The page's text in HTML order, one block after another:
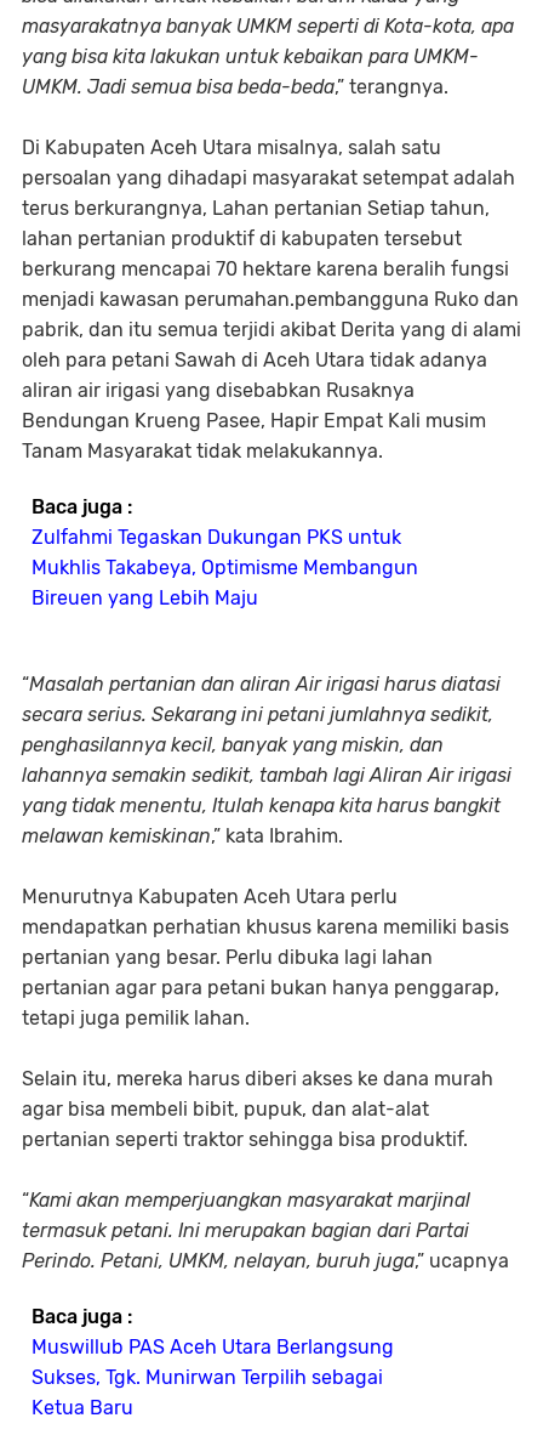
masyarakatnya banyak UMKM seperti di Kota-kota, apa
yang bisa kita lakukan untuk kebaikan para UMKM-
UMKM. Jadi semua bisa beda-beda,” terangnya.
Di Kabupaten Aceh Utara misalnya, salah satu
persoalan yang dihadapi masyarakat setempat adalah
terus berkurangnya, Lahan pertanian Setiap tahun,
lahan pertanian produktif di kabupaten tersebut
berkurang mencapai 70 hektare karena beralih fungsi
menjadi kawasan perumahan.pembangguna Ruko dan
pabrik, dan itu semua terjidi akibat Derita yang di alami
oleh para petani Sawah di Aceh Utara tidak adanya
aliran air irigasi yang disebabkan Rusaknya
Bendungan Krueng Pasee, Hapir Empat Kali musim
Tanam Masyarakat tidak melakukannya.
Baca juga :
Zulfahmi Tegaskan Dukungan PKS untuk
Mukhlis Takabeya, Optimisme Membangun
Bireuen yang Lebih Maju
“Masalah pertanian dan aliran Air irigasi harus diatasi
secara serius. Sekarang ini petani jumlahnya sedikit,
penghasilannya kecil, banyak yang miskin, dan
lahannya semakin sedikit, tambah lagi Aliran Air irigasi
yang tidak menentu, Itulah kenapa kita harus bangkit
melawan kemiskinan,” kata Ibrahim.
Menurutnya Kabupaten Aceh Utara perlu
mendapatkan perhatian khusus karena memiliki basis
pertanian yang besar. Perlu dibuka lagi lahan
pertanian agar para petani bukan hanya penggarap,
tetapi juga pemilik lahan.
Selain itu, mereka harus diberi akses ke dana murah
agar bisa membeli bibit, pupuk, dan alat-alat
pertanian seperti traktor sehingga bisa produktif.
“Kami akan memperjuangkan masyarakat marjinal
termasuk petani. Ini merupakan bagian dari Partai
Perindo. Petani, UMKM, nelayan, buruh juga,” ucapnya
Baca juga :
Muswillub PAS Aceh Utara Berlangsung
Sukses, Tgk. Munirwan Terpilih sebagai
Ketua Baru